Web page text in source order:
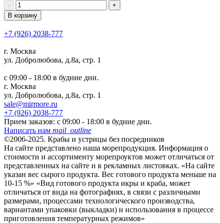
-
+
В корзину
+7 (926) 2038-777
г. Москва
ул. Добролюбова, д.8а, стр. 1
c 09:00 - 18:00 в будние дни.
г. Москва
ул. Добролюбова, д.8а, стр. 1
sale@mirmore.ru
+7 (926) 2038-777
Прием заказов: c 09:00 - 18:00 в будние дни.
Написать нам mail_outline
©2006-2025. Крабы и устрицы без посредников
На сайте представлено наша морепродукция. Информация о
стоимости и ассортименту морепроуктов может отличаться от
представленных на сайте и в рекламных листовках. «На сайте
указан вес сырого продукта. Вес готового продукта меньше на
10-15 %» «Вид готового продукта икры и краба, может
отличаться от вида на фотографиях, в связи с различными
размерами, процессами технологического производства,
вариантами упаковки (выкладки) и использования в процессе
приготовления температурных режимов»